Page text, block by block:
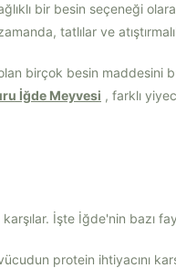
bir besin seçeneği
tatlılar ve
birçok besin maddesini
İğde Meyvesi , farklı
İşte İğde'nin bazı
protein ihtiyacını